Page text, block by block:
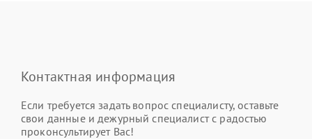
Контактная информация
Если требуется задать вопрос специалисту, оставьте
свои данные и дежурный специалист с радостью
проконсультирует Вас!